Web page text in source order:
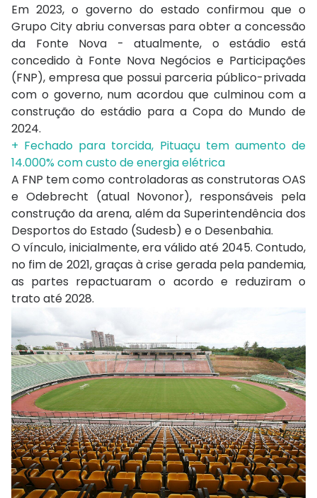
Em 2023, o governo do estado confirmou que o
Grupo City abriu conversas para obter a concessão
da Fonte Nova - atualmente, o estádio está
concedido à Fonte Nova Negócios e Participações
(FNP), empresa que possui parceria público-privada
com o governo, num acordou que culminou com a
construção do estádio para a Copa do Mundo de
2024.
+ Fechado para torcida, Pituaçu tem aumento de
14.000% com custo de energia elétrica
A FNP tem como controladoras as construtoras OAS
e Odebrecht (atual Novonor), responsáveis pela
construção da arena, além da Superintendência dos
Desportos do Estado (Sudesb) e o Desenbahia.
O vínculo, inicialmente, era válido até 2045. Contudo,
no fim de 2021, graças à crise gerada pela pandemia,
as partes repactuaram o acordo e reduziram o
trato até 2028.